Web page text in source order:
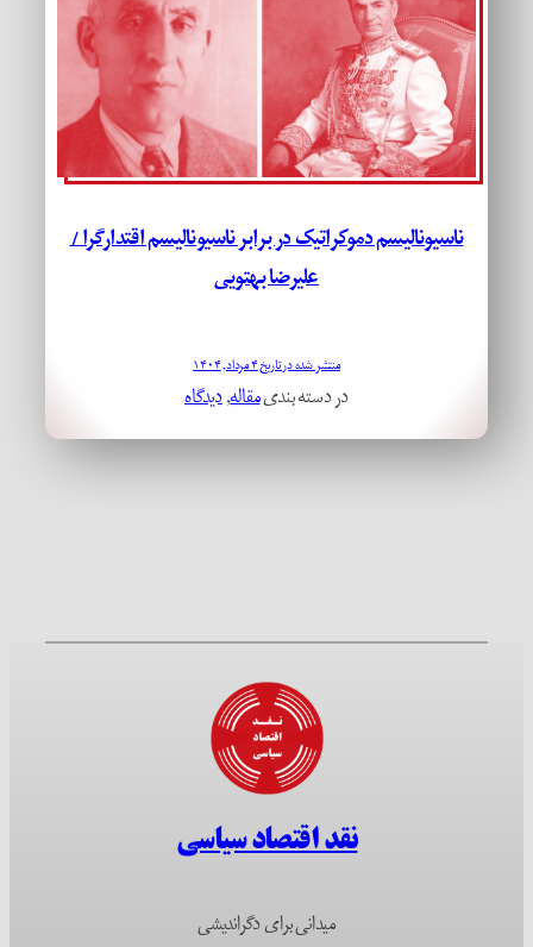
ناسیونالیسم دموکراتیک در برابر ناسیونالیسم اقتدارگرا /
علیرضا بهتویی
منتشر شده در تاریخ ۴ مرداد, ۱۴۰۴
در دسته بندیمقاله, دیدگاه
نقد اقتصاد سیاسی
میدانی برای دگراندیشی